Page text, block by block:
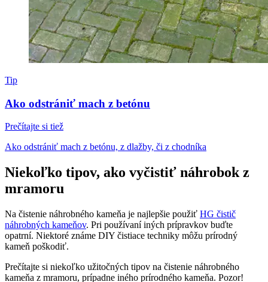
Tip
Ako odstrániť mach z betónu
Prečítajte si tiež
Ako odstrániť mach z betónu, z dlažby, či z chodníka
Niekoľko tipov, ako vyčistiť náhrobok z
mramoru
Na čistenie náhrobného kameňa je najlepšie použiť HG čistič
náhrobných kameňov. Pri používaní iných prípravkov buďte
opatrní. Niektoré známe DIY čistiace techniky môžu prírodný
kameň poškodiť.
Prečítajte si niekoľko užitočných tipov na čistenie náhrobného
kameňa z mramoru, prípadne iného prírodného kameňa. Pozor!